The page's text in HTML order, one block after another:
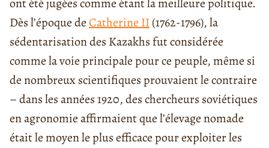
ont été jugées comme étant la meilleure politique.
Dès l’époque deCatherine II(1762-1796), la
sédentarisation des Kazakhs fut considérée
comme la voie principale pour ce peuple, même si
de nombreux scientifiques prouvaient le contraire
– dans les années 1920, des chercheurs soviétiques
en agronomie affirmaient que l’élevage nomade
était le moyen le plus efficace pour exploiter les